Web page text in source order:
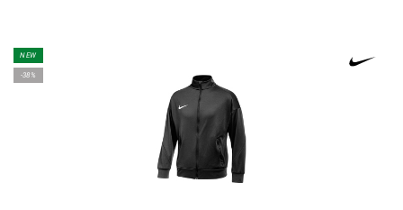
NEW
-38%